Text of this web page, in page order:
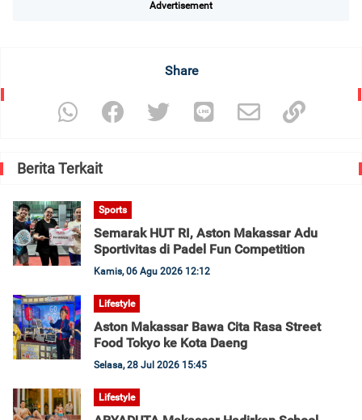
Advertisement
Share
Berita Terkait
Sports
Semarak HUT RI, Aston Makassar Adu
Sportivitas di Padel Fun Competition
Kamis, 06 Agu 2026 12:12
Lifestyle
Aston Makassar Bawa Cita Rasa Street
Food Tokyo ke Kota Daeng
Selasa, 28 Jul 2026 15:45
Lifestyle